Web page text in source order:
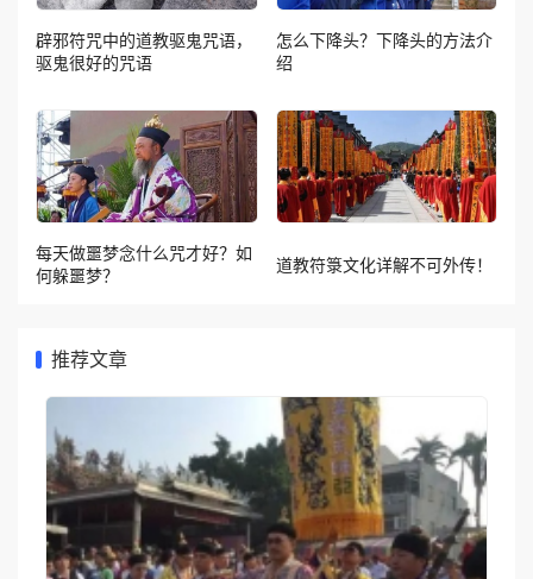
辟邪符咒中的道教驱鬼咒语，
驱鬼很好的咒语
怎么下降头？下降头的方法介
绍
每天做噩梦念什么咒才好？如
何躲噩梦？
道教符箓文化详解不可外传！
推荐文章